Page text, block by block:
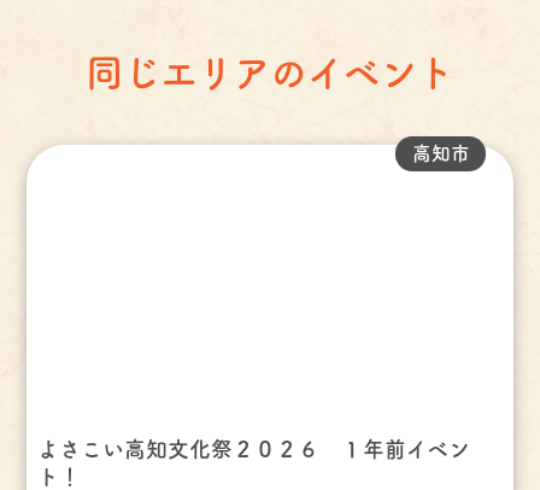
同じエリアのイベント
よさこい高知文化祭２０２６ １年前イベン
ト！
高知市